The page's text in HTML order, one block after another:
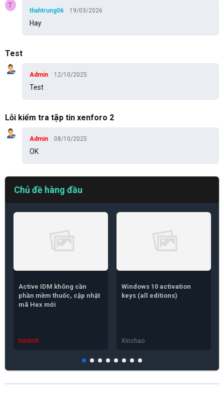
T
thahtrung06 19/03/2026
Hay
Test
Admin 12/10/2025
Test
Lỗi kiểm tra tập tin xenforo 2
Admin 08/10/2025
OK
Chủ đề hàng đầu
Active IDM không cần
phần mềm thuốc, cập nhật
mã Hex mới
tienlinh
Windows 10 activation
keys (all editions)
Xinchao